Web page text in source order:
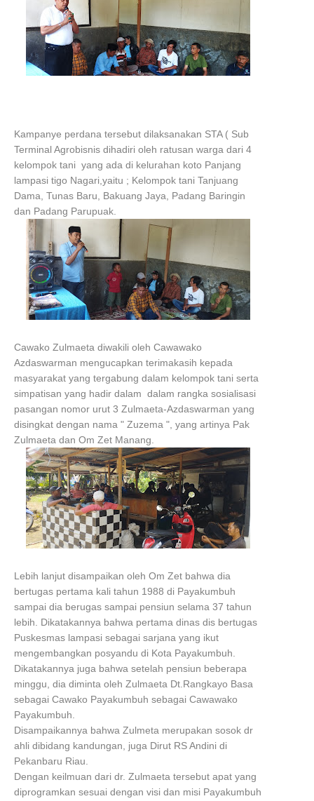
Kampanye perdana tersebut dilaksanakan STA ( Sub
Terminal Agrobisnis dihadiri oleh ratusan warga dari 4
kelompok tani yang ada di kelurahan koto Panjang
lampasi tigo Nagari,yaitu ; Kelompok tani Tanjuang
Dama, Tunas Baru, Bakuang Jaya, Padang Baringin
dan Padang Parupuak.
Cawako Zulmaeta diwakili oleh Cawawako
Azdaswarman mengucapkan terimakasih kepada
masyarakat yang tergabung dalam kelompok tani serta
simpatisan yang hadir dalam dalam rangka sosialisasi
pasangan nomor urut 3 Zulmaeta-Azdaswarman yang
disingkat dengan nama " Zuzema ", yang artinya Pak
Zulmaeta dan Om Zet Manang.
Lebih lanjut disampaikan oleh Om Zet bahwa dia
bertugas pertama kali tahun 1988 di Payakumbuh
sampai dia berugas sampai pensiun selama 37 tahun
lebih. Dikatakannya bahwa pertama dinas dis bertugas
Puskesmas lampasi sebagai sarjana yang ikut
mengembangkan posyandu di Kota Payakumbuh.
Dikatakannya juga bahwa setelah pensiun beberapa
minggu, dia diminta oleh Zulmaeta Dt.Rangkayo Basa
sebagai Cawako Payakumbuh sebagai Cawawako
Payakumbuh.
Disampaikannya bahwa Zulmeta merupakan sosok dr
ahli dibidang kandungan, juga Dirut RS Andini di
Pekanbaru Riau.
Dengan keilmuan dari dr. Zulmaeta tersebut apat yang
diprogramkan sesuai dengan visi dan misi Payakumbuh